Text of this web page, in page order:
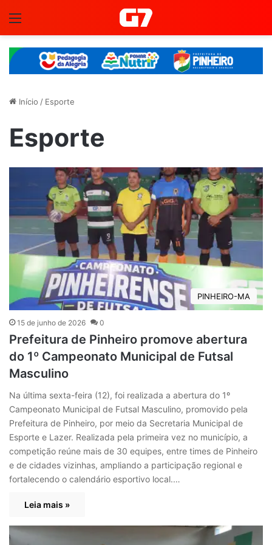
Início / Esporte
Esporte
PINHEIRO-MA
15 de junho de 2026 0
Prefeitura de Pinheiro promove abertura
do 1º Campeonato Municipal de Futsal
Masculino
Na última sexta-feira (12), foi realizada a abertura do 1º
Campeonato Municipal de Futsal Masculino, promovido pela
Prefeitura de Pinheiro, por meio da Secretaria Municipal de
Esporte e Lazer. Realizada pela primeira vez no município, a
competição reúne mais de 30 equipes, entre times de Pinheiro
e de cidades vizinhas, ampliando a participação regional e
fortalecendo o calendário esportivo local.…
Leia mais »